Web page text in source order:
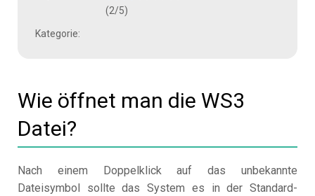
(2/5)
Kategorie:
Wie öffnet man die WS3
Datei?
Nach einem Doppelklick auf das unbekannte
Dateisymbol sollte das System es in der Standard-